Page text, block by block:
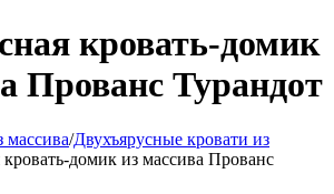
кровать-домик
Прованс Турандот
массива/Двухъярусные кровати из
кровать-домик из массива Прованс